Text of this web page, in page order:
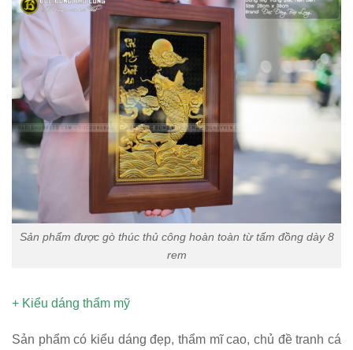
Sản phẩm được gò thúc thủ công hoàn toàn từ tấm đồng dày 8
rem
+ Kiểu dáng thẩm mỹ
Sản phẩm có kiểu dáng đẹp, thẩm mĩ cao, chủ đề tranh cá